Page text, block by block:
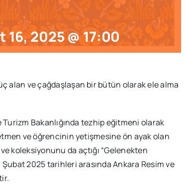
16, 2025 @ 17:00
alan ve çağdaşlaşan bir bütün olarak ele alma
Turizm Bakanlığında tezhip eğitmeni olarak
ve öğrencinin yetişmesine ön ayak olan
koleksiyonunu da açtığı “Gelenekten
2025 tarihleri arasında Ankara Resim ve